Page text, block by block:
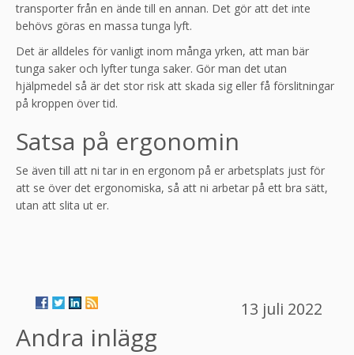
transporter från en ände till en annan. Det gör att det inte
behövs göras en massa tunga lyft.
Det är alldeles för vanligt inom många yrken, att man bär
tunga saker och lyfter tunga saker. Gör man det utan
hjälpmedel så är det stor risk att skada sig eller få förslitningar
på kroppen över tid.
Satsa på ergonomin
Se även till att ni tar in en ergonom på er arbetsplats just för
att se över det ergonomiska, så att ni arbetar på ett bra sätt,
utan att slita ut er.
13 juli 2022
Andra inlägg